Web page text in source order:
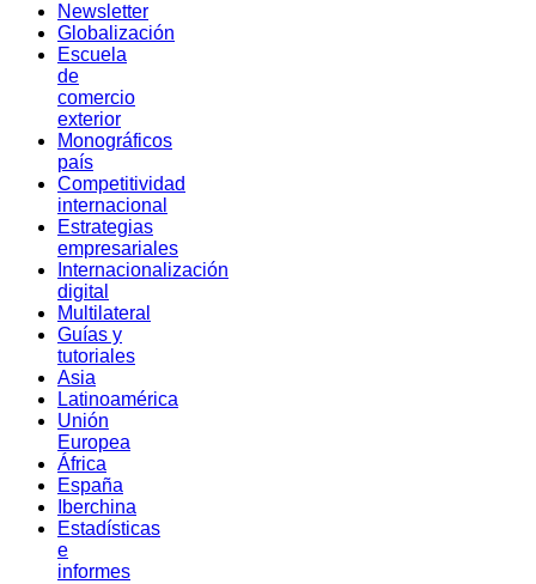
Newsletter
Globalización
Escuela
de
comercio
exterior
Monográficos
país
Competitividad
internacional
Estrategias
empresariales
Internacionalización
digital
Multilateral
Guías y
tutoriales
Asia
Latinoamérica
Unión
Europea
África
España
Iberchina
Estadísticas
e
informes